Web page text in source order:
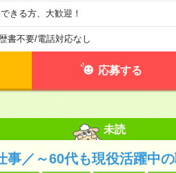
きる方、大歓迎！
書不要/電話対応なし
応募する
未読
事／～60代も現役活躍中